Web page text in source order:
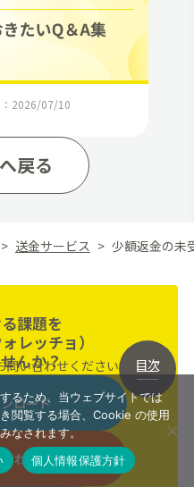
2026/07/10
戻る
送金サービス 少額返金の未
目次
課題を
レッチョ）
んか？
問い合わせください
ロード
わせ
るため、当ウェブサイトでは
閲覧する場合、Cookie の使用
なされます。
個人情報保護方針